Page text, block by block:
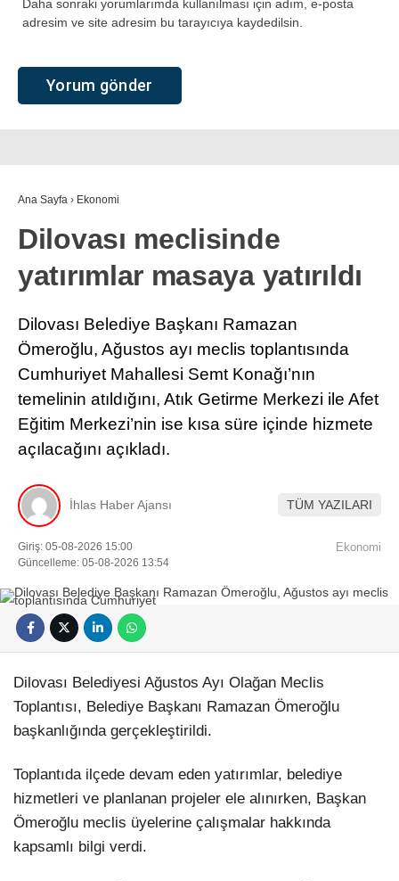
Daha sonraki yorumlarımda kullanılması için adım, e-posta
adresim ve site adresim bu tarayıcıya kaydedilsin.
Ana Sayfa › Ekonomi
Dilovası meclisinde
yatırımlar masaya yatırıldı
Dilovası Belediye Başkanı Ramazan
Ömeroğlu, Ağustos ayı meclis toplantısında
Cumhuriyet Mahallesi Semt Konağı’nın
temelinin atıldığını, Atık Getirme Merkezi ile Afet
Eğitim Merkezi’nin ise kısa süre içinde hizmete
açılacağını açıkladı.
İhlas Haber Ajansı TÜM YAZILARI
Giriş: 05-08-2026 15:00
Güncelleme: 05-08-2026 13:54
Ekonomi
Dilovası Belediyesi Ağustos Ayı Olağan Meclis
Toplantısı, Belediye Başkanı Ramazan Ömeroğlu
başkanlığında gerçekleştirildi.
Toplantıda ilçede devam eden yatırımlar, belediye
hizmetleri ve planlanan projeler ele alınırken, Başkan
Ömeroğlu meclis üyelerine çalışmalar hakkında
kapsamlı bilgi verdi.